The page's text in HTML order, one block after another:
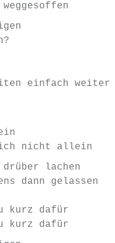
einfach weiter
nicht allein
drüber lachen
dann gelassen
kurz dafür
kurz dafür